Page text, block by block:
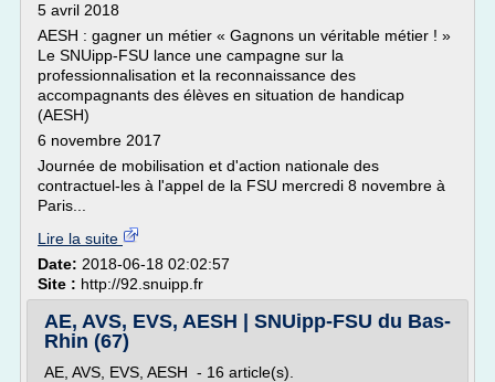
5 avril 2018
AESH : gagner un métier « Gagnons un véritable métier ! »
Le SNUipp-FSU lance une campagne sur la
professionnalisation et la reconnaissance des
accompagnants des élèves en situation de handicap
(AESH)
6 novembre 2017
Journée de mobilisation et d'action nationale des
contractuel-les à l'appel de la FSU mercredi 8 novembre à
Paris...
Lire la suite
Date: 2018-06-18 02:02:57
Site : http://92.snuipp.fr
AE, AVS, EVS, AESH | SNUipp-FSU du Bas-
Rhin (67)
AE, AVS, EVS, AESH - 16 article(s).